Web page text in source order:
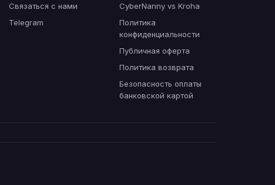
Связаться с нами
Telegram
CyberNanny vs Kroha
Политика
конфиденциальности
Публичная оферта
Политика возврата
Безопасность оплаты
банковской картой